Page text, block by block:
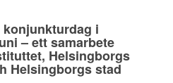
i
– ett samarbete
Helsingborgs
Helsingborgs stad